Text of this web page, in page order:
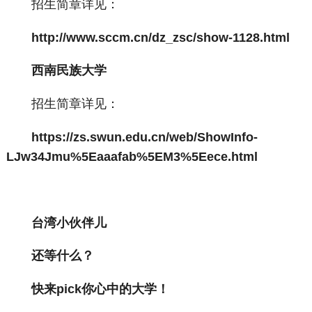
招生简章详见：
http://www.sccm.cn/dz_zsc/show-1128.html
西南民族大学
招生简章详见：
https://zs.swun.edu.cn/web/ShowInfo-
LJw34Jmu%5Eaaafab%5EM3%5Eece.html
台湾小伙伴儿
还等什么？
快来pick你心中的大学！